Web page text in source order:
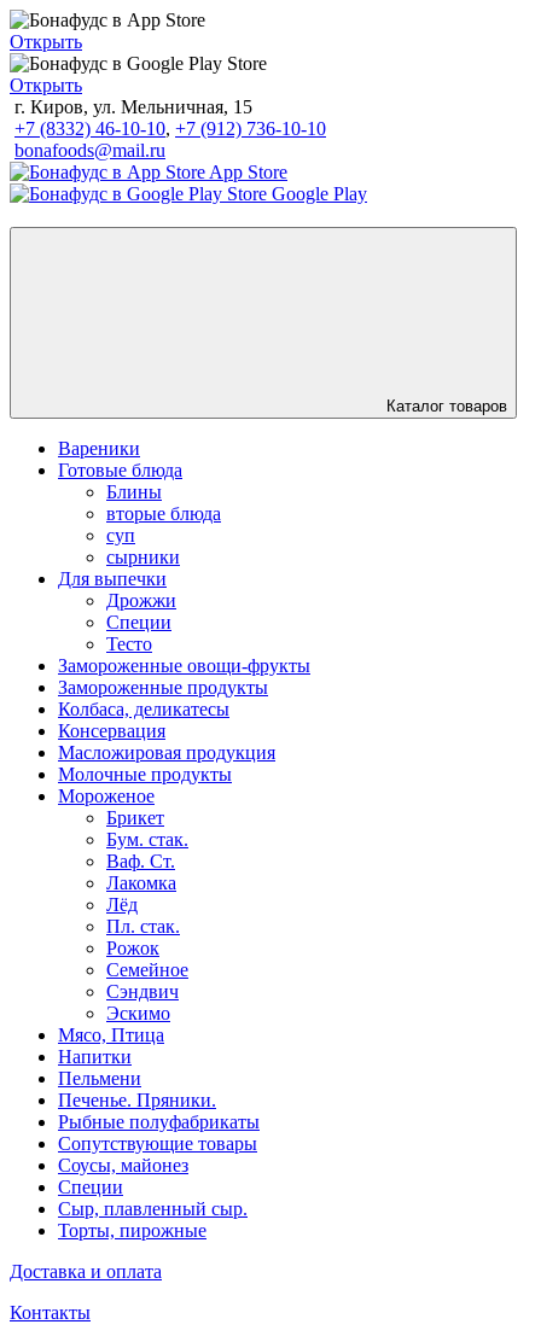
Открыть
Открыть
г. Киров, ул. Мельничная, 15
+7 (8332) 46-10-10, +7 (912) 736-10-10
bonafoods@mail.ru
App Store
Google Play
Каталог товаров
Вареники
Готовые блюда
Блины
вторые блюда
суп
сырники
Для выпечки
Дрожжи
Специи
Тесто
Замороженные овощи-фрукты
Замороженные продукты
Колбаса, деликатесы
Консервация
Масложировая продукция
Молочные продукты
Мороженое
Брикет
Бум. стак.
Ваф. Ст.
Лакомка
Лёд
Пл. стак.
Рожок
Семейное
Сэндвич
Эскимо
Мясо, Птица
Напитки
Пельмени
Печенье. Пряники.
Рыбные полуфабрикаты
Сопутствующие товары
Соусы, майонез
Специи
Сыр, плавленный сыр.
Торты, пирожные
Доставка и оплата
Контакты